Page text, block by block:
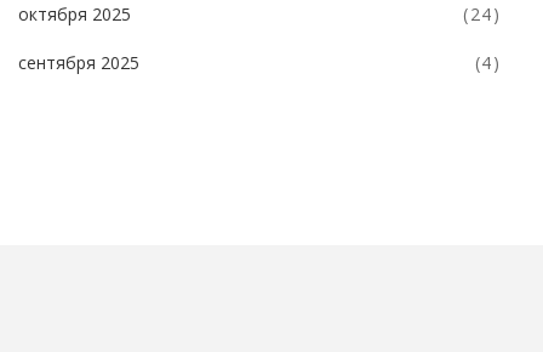
октября 2025 (24)
сентября 2025 (4)